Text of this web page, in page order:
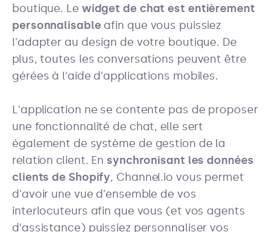
boutique. Le widget de chat est entièrement
personnalisableafin que vous puissiez
l'adapter au design de votre boutique. De
plus, toutes les conversations peuvent être
gérées à l'aide d'applications mobiles.
L'application ne se contente pas de proposer
une fonctionnalité de chat, elle sert
également de système de gestion de la
relation client. En synchronisant les données
clients de Shopify, Channel.io vous permet
d'avoir une vue d'ensemble de vos
interlocuteurs afin que vous (et vos agents
d'assistance) puissiez personnaliser vos